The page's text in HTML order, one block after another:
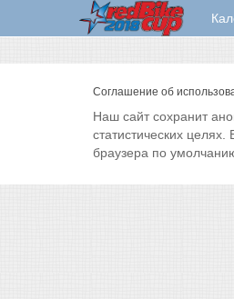
Соглашение об
Наш сайт сохранит
статистических
браузера по